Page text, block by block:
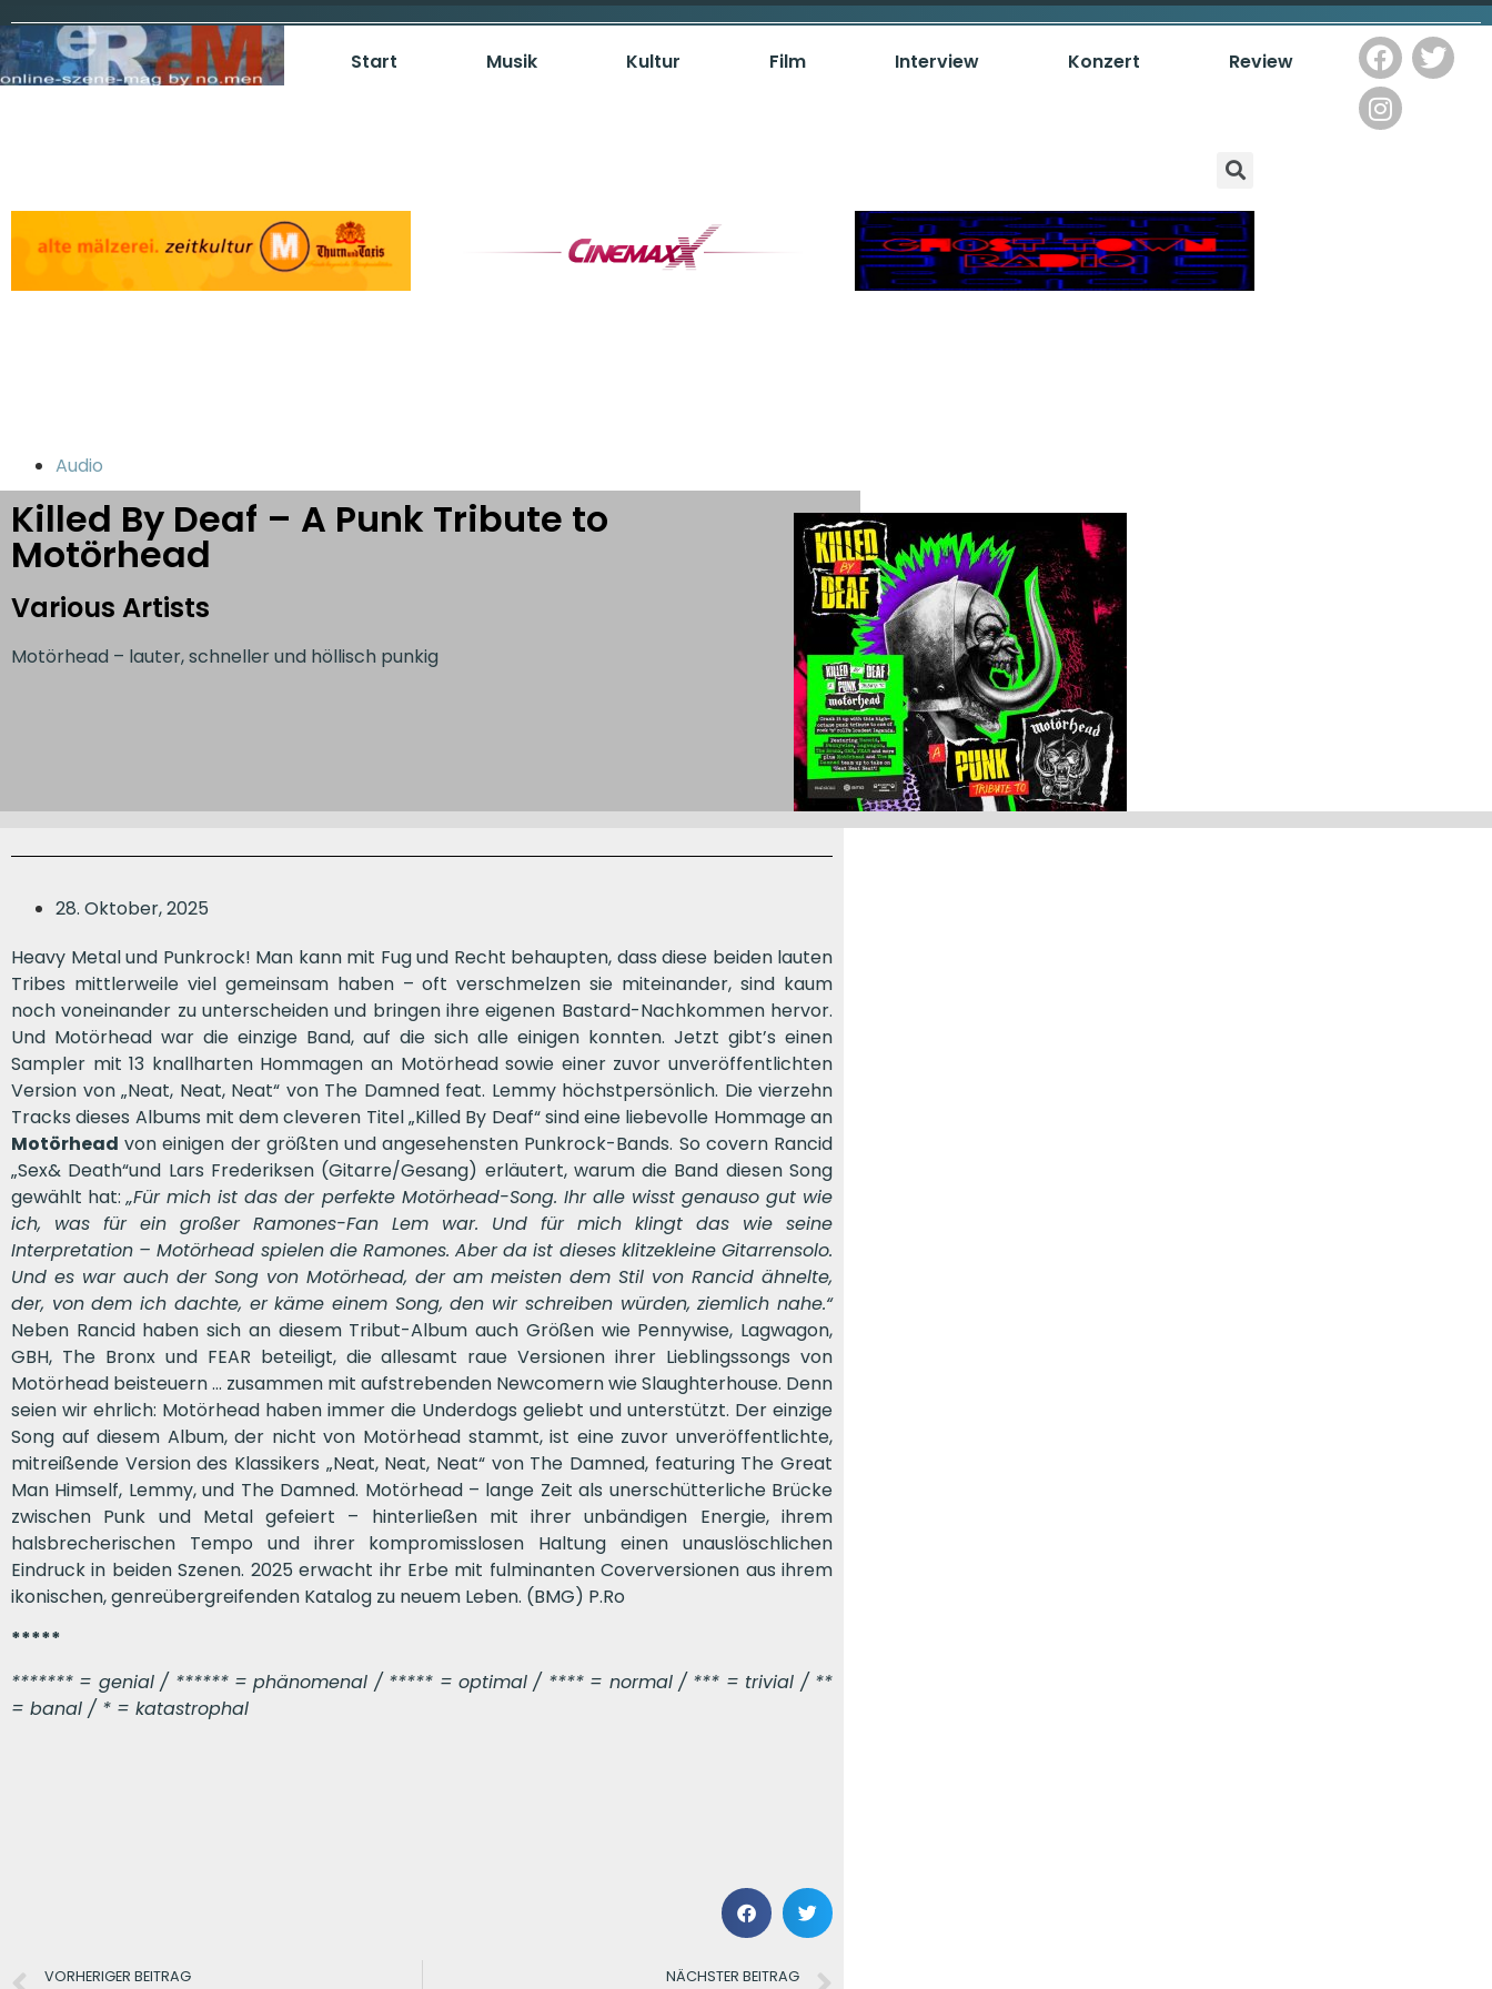
Start Musik Kultur Film Interview Konzert Review
Audio
Killed By Deaf – A Punk Tribute to
Motörhead
Various Artists
Motörhead – lauter, schneller und höllisch punkig
28. Oktober, 2025
Heavy Metal und Punkrock! Man kann mit Fug und Recht behaupten, dass diese beiden lauten
Tribes mittlerweile viel gemeinsam haben – oft verschmelzen sie miteinander, sind kaum
noch voneinander zu unterscheiden und bringen ihre eigenen Bastard-Nachkommen hervor.
Und Motörhead war die einzige Band, auf die sich alle einigen konnten. Jetzt gibt’s einen
Sampler mit 13 knallharten Hommagen an Motörhead sowie einer zuvor unveröffentlichten
Version von „Neat, Neat, Neat“ von The Damned feat. Lemmy höchstpersönlich. Die vierzehn
Tracks dieses Albums mit dem cleveren Titel „Killed By Deaf“ sind eine liebevolle Hommage an
Motörhead von einigen der größten und angesehensten Punkrock-Bands. So covern Rancid
„Sex& Death“und Lars Frederiksen (Gitarre/Gesang) erläutert, warum die Band diesen Song
gewählt hat:„Für mich ist das der perfekte Motörhead-Song. Ihr alle wisst genauso gut wie
ich, was für ein großer Ramones-Fan Lem war. Und für mich klingt das wie seine
Interpretation – Motörhead spielen die Ramones. Aber da ist dieses klitzekleine Gitarrensolo.
Und es war auch der Song von Motörhead, der am meisten dem Stil von Rancid ähnelte,
der, von dem ich dachte, er käme einem Song, den wir schreiben würden, ziemlich nahe.“
Neben Rancid haben sich an diesem Tribut-Album auch Größen wie Pennywise, Lagwagon,
GBH, The Bronx und FEAR beteiligt, die allesamt raue Versionen ihrer Lieblingssongs von
Motörhead beisteuern … zusammen mit aufstrebenden Newcomern wie Slaughterhouse. Denn
seien wir ehrlich: Motörhead haben immer die Underdogs geliebt und unterstützt. Der einzige
Song auf diesem Album, der nicht von Motörhead stammt, ist eine zuvor unveröffentlichte,
mitreißende Version des Klassikers „Neat, Neat, Neat“ von The Damned, featuring The Great
Man Himself, Lemmy, und The Damned. Motörhead – lange Zeit als unerschütterliche Brücke
zwischen Punk und Metal gefeiert – hinterließen mit ihrer unbändigen Energie, ihrem
halsbrecherischen Tempo und ihrer kompromisslosen Haltung einen unauslöschlichen
Eindruck in beiden Szenen. 2025 erwacht ihr Erbe mit fulminanten Coverversionen aus ihrem
ikonischen, genreübergreifenden Katalog zu neuem Leben. (BMG) P.Ro
*****
******* = genial / ****** = phänomenal / ***** = optimal / **** = normal / *** = trivial / **
= banal / * = katastrophal
VORHERIGER BEITRAG NÄCHSTER BEITRAG